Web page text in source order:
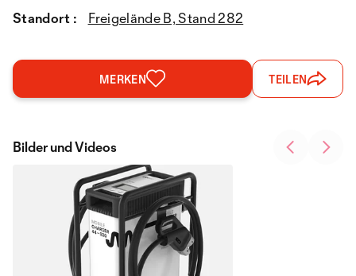
Standort :
Freigelände B, Stand 282
MERKEN TEILEN
Bilder und Videos